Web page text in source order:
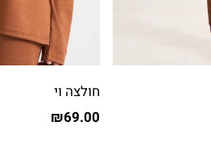
חולצה וי
₪69.00